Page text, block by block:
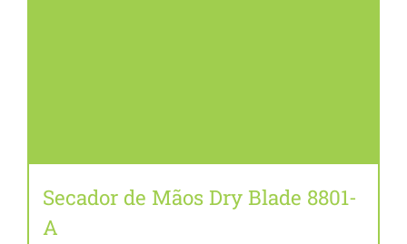
Secador de Mãos Dry Blade 8801-
A